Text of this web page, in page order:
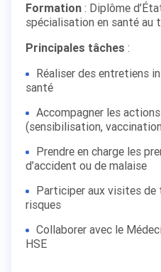
Formation : Diplôme
spécialisation en santé au
Principales tâches :
Réaliser des entretiens
santé
Accompagner les
(sensibilisation,
Prendre en charge les
d’accident ou de malaise
Participer aux visites de
risques
Collaborer avec le
HSE